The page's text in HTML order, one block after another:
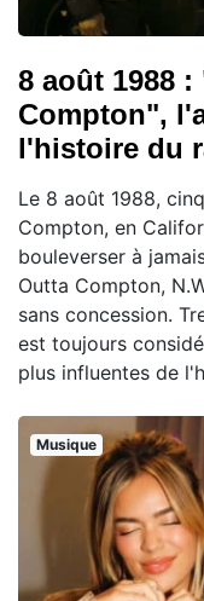
8 août 1988
Compton",
l'histoire du
Le 8 août 1988,
Compton, en
bouleverser à
Outta Compton,
sans concession.
est toujours
plus influentes de
Musique